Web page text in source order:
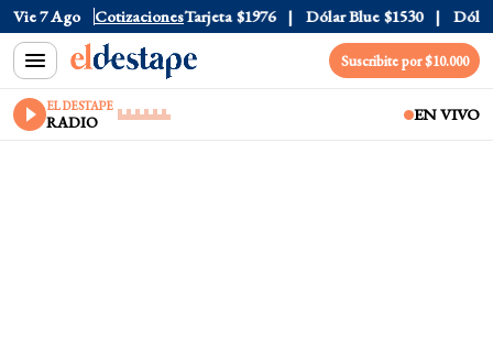
Vie 7 Ago Cotizaciones
$1520 Dólar Tarjeta $1976 Dólar Blue $1530 Dólar
Suscribite por $10.000
EL DESTAPE
RADIO EN VIVO